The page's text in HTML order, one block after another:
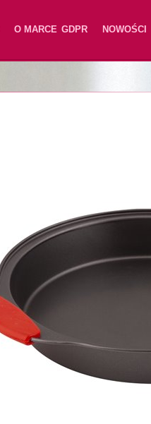
O MARCE GDPR
NOWOŚCI